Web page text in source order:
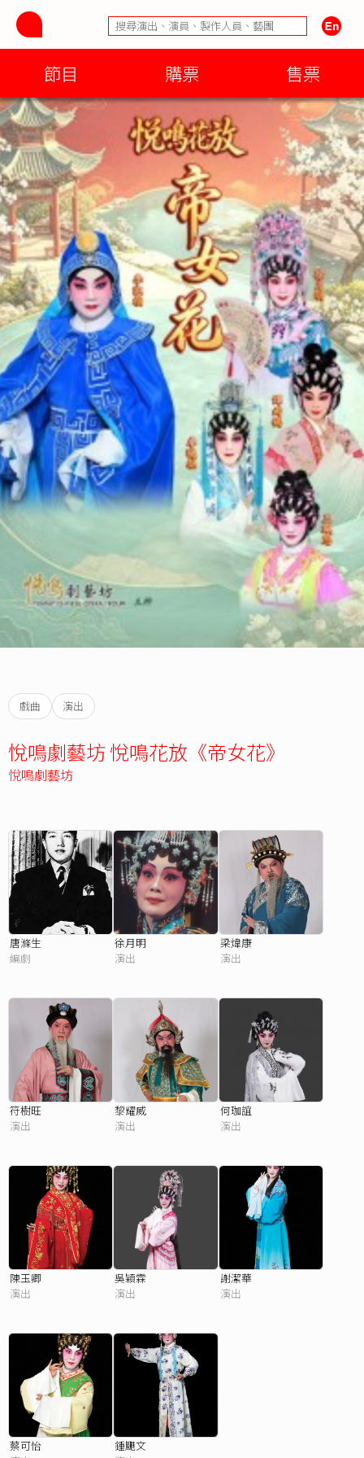
節目 購票 售票
戲曲 演出
悅鳴劇藝坊 悅鳴花放《帝女花》
悅鳴劇藝坊
唐滌生
編劇
徐月明
演出
梁煒康
演出
符樹旺
演出
黎耀威
演出
何珈誼
演出
陳玉卿
演出
吳穎霖
演出
謝潔華
演出
蔡可怡
鍾颶文